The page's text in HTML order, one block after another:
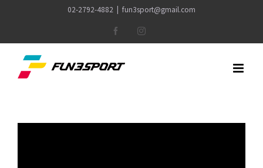
content
02-2792-4882 | fun3sport@gmail.com
FacebookInstagram